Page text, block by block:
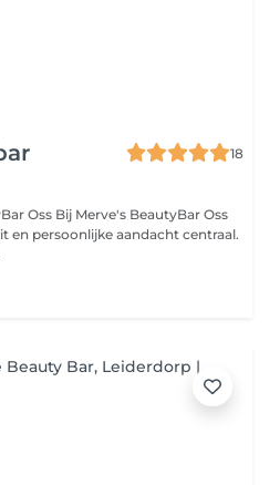
18
Oss
en persoonlijke aandacht centraal.